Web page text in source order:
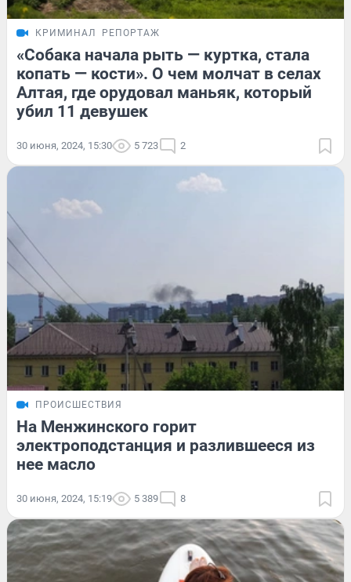
КРИМИНАЛ РЕПОРТАЖ
«Собака начала рыть — куртка, стала
копать — кости». О чем молчат в селах
Алтая, где орудовал маньяк, который
убил 11 девушек
30 июня, 2024, 15:30 5 723 2
ПРОИСШЕСТВИЯ
На Менжинского горит
электроподстанция и разлившееся из
нее масло
30 июня, 2024, 15:19 5 389 8